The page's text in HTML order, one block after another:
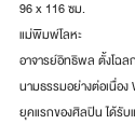
96 x 116 ซม.
แม่พิมพ์โลหะ
อาจารย์อิทธิพล ตั้งโฉล
นามธรรมอย่างต่อเนื่อง
ยุคแรกของศิลปิน ได้รับ